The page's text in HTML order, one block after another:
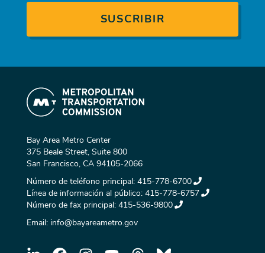
Bay Area Metro Center
375 Beale Street, Suite 800
San Francisco, CA 94105-2066
Número de teléfono principal: 415-778-6700
Línea de información al público: 415-778-6757
Número de fax principal: 415-536-9800
Email: info@bayareametro.gov